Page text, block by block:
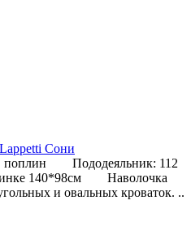
Сони
Пододеяльник: 112
140*98см Наволочка
и овальных кроваток. ..